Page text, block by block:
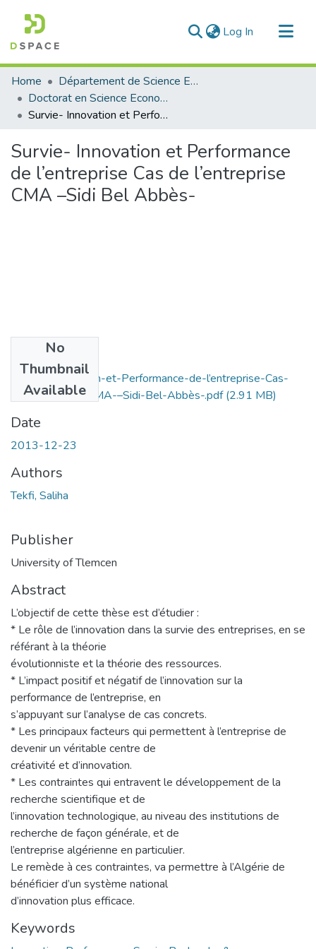
Log In (current)
Communities & Collections
All of DSpace
Statistics
Home
Département de Science Economique
Doctorat en Science Economique
Survie- Innovation et Performance de l’entreprise Cas de l’entreprise CMA –Sidi Bel Abbès-
Survie- Innovation et Performance
de l’entreprise Cas de l’entreprise
CMA –Sidi Bel Abbès-
No
Thumbnail
Available
Survie--Innovation-et-Performance-de-l’entreprise-Cas-
de-l’entreprise-CMA-–Sidi-Bel-Abbès-.pdf(2.91 MB)
Date
2013-12-23
Authors
Tekfi, Saliha
Publisher
University of Tlemcen
Abstract
L’objectif de cette thèse est d’étudier :
* Le rôle de l’innovation dans la survie des entreprises, en se
référant à la théorie
évolutionniste et la théorie des ressources.
* L’impact positif et négatif de l’innovation sur la
performance de l’entreprise, en
s’appuyant sur l’analyse de cas concrets.
* Les principaux facteurs qui permettent à l’entreprise de
devenir un véritable centre de
créativité et d’innovation.
* Les contraintes qui entravent le développement de la
recherche scientifique et de
l’innovation technologique, au niveau des institutions de
recherche de façon générale, et de
l’entreprise algérienne en particulier.
Le remède à ces contraintes, va permettre à l’Algérie de
bénéficier d’un système national
d’innovation plus efficace.
Keywords